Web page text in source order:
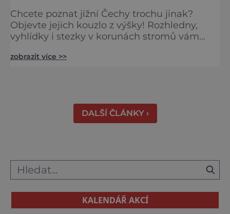
Chcete poznat jižní Čechy trochu jinak?
Objevte jejich kouzlo z výšky! Rozhledny,
vyhlídky i stezky v korunách stromů vám
města i Alpy v dálce. Ptačí pozorovatelna
zobrazit více >>
DALŠÍ ČLÁNKY ›
KALENDÁŘ AKCÍ